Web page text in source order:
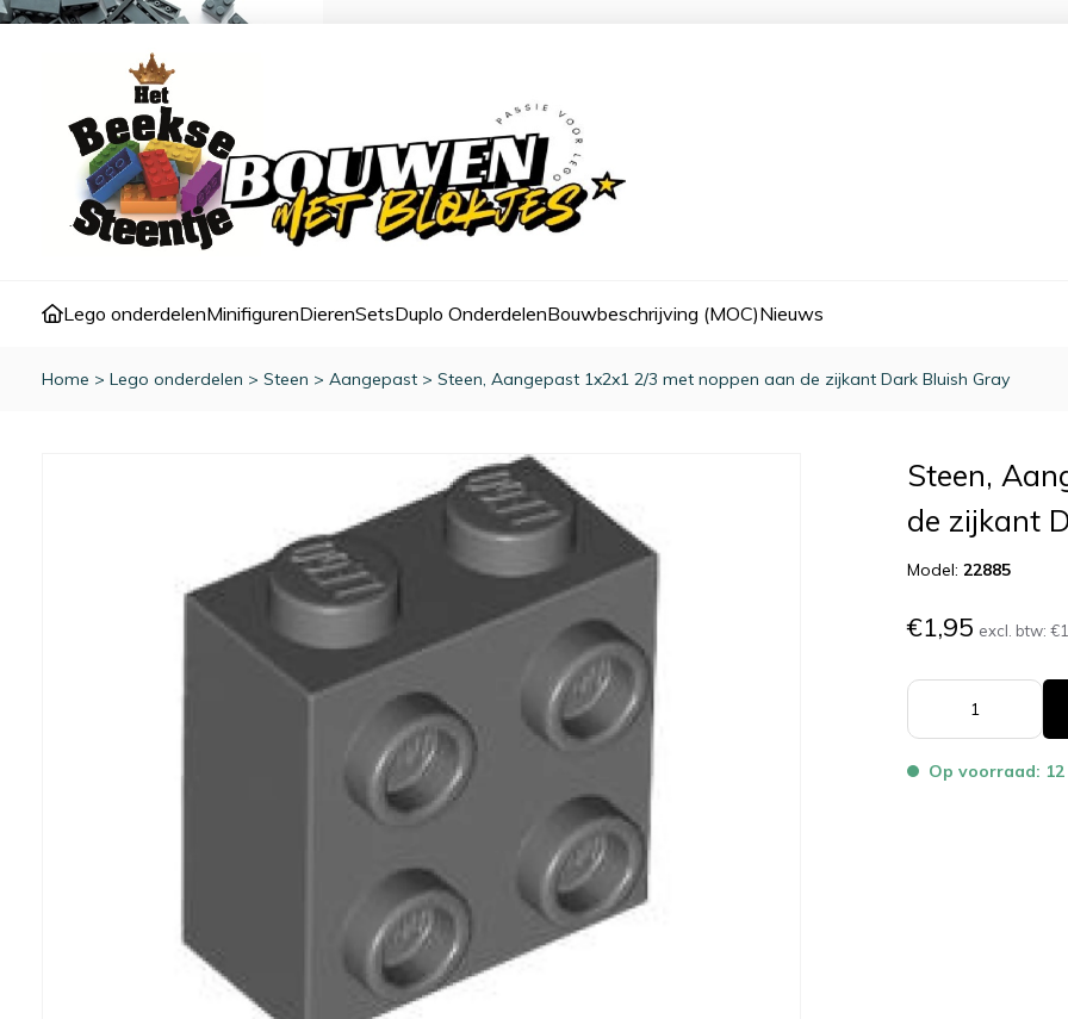
Lego onderdelenMinifigurenDierenSetsDuplo OnderdelenBouwbeschrijving (MOC)Nieuws
Home > Lego onderdelen > Steen > Aangepast > Steen, Aangepast 1x2x1 2/3 met noppen aan de zijkant Dark Bluish Gray
Steen,
de zijkant
Model:22885
€1,95 excl. btw:
Op voorraad: 12